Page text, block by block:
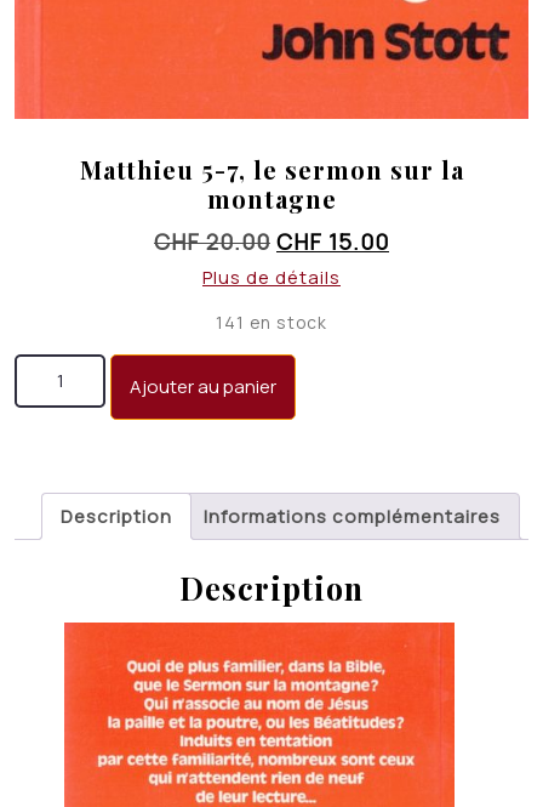
Matthieu 5-7, le sermon sur la
montagne
CHF20.00 Le
prix
était :
CHF 15.00
Plus de détails
141 en stock
quantité de Matthieu 5-7, le sermon sur la montagne
Ajouter au panier
Description Informations complémentaires
Description